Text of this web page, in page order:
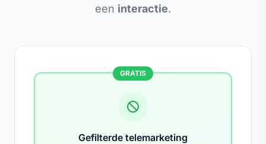
een interactie.
GRATIS
Gefilterde telemarketing